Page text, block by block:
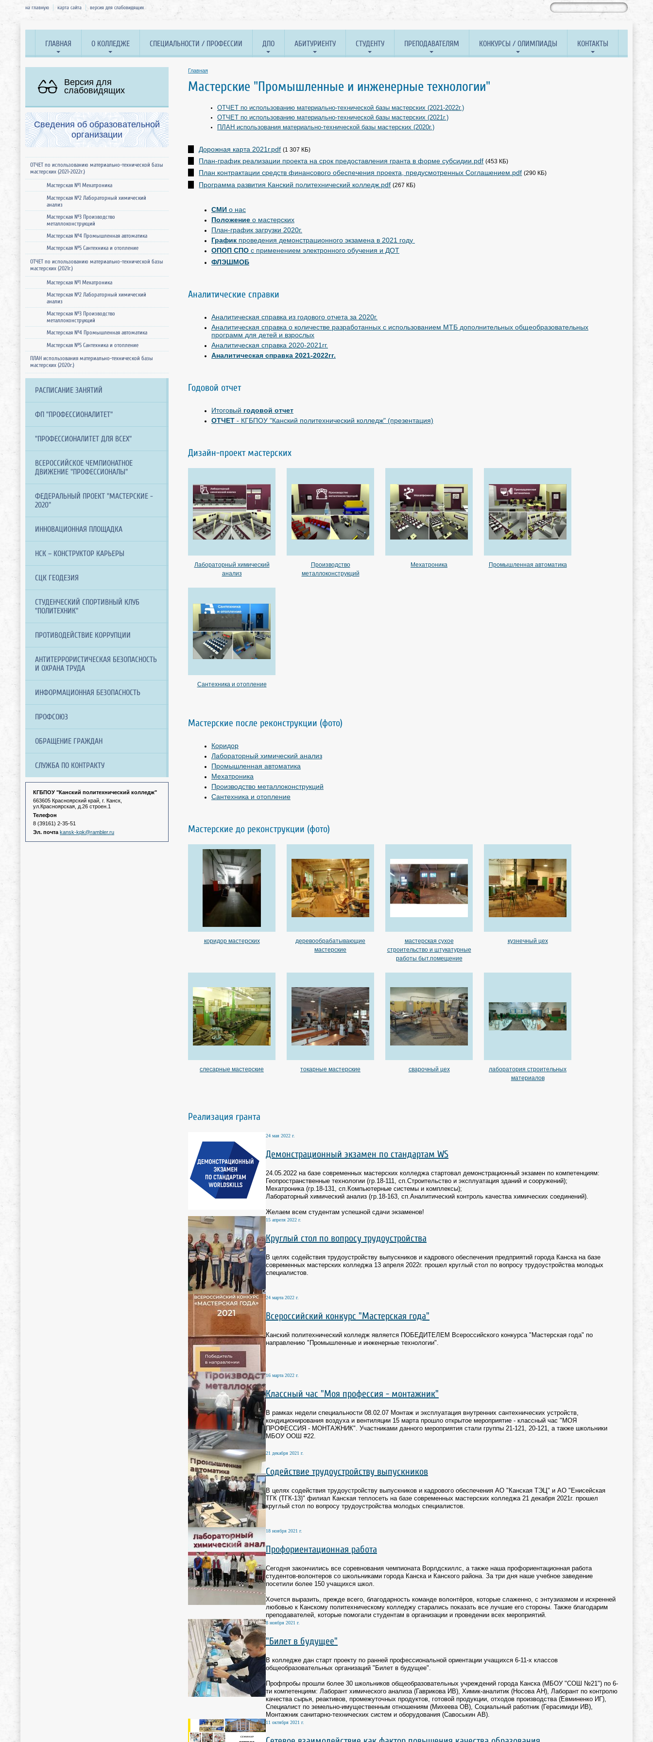
на главную карта сайта версия для слабовидящих
ГЛАВНАЯ О КОЛЛЕДЖЕ СПЕЦИАЛЬНОСТИ / ПРОФЕССИИ ДПО АБИТУРИЕНТУ СТУДЕНТУ ПРЕПОДАВАТЕЛЯМ КОНКУРСЫ / ОЛИМПИАДЫ КОНТАКТЫ
Версия для
слабовидящих
Сведения об образовательной
организации
ОТЧЕТ по использованию материально-технической базы
мастерских (2021-2022г.)
Мастерская №1 Мехатроника
Мастерская №2 Лабораторный химический
анализ
Мастерская №3 Производство
металлоконструкций
Мастерская №4 Промышленная автоматика
Мастерская №5 Сантехника и отопление
ОТЧЕТ по использованию материально-технической базы
мастерских (2021г.)
Мастерская №1 Мехатроника
Мастерская №2 Лабораторный химический
анализ
Мастерская №3 Производство
металлоконструкций
Мастерская №4 Промышленная автоматика
Мастерская №5 Сантехника и отопление
ПЛАН использования материально-технической базы
мастерских (2020г.)
РАСПИСАНИЕ ЗАНЯТИЙ
ФП "ПРОФЕССИОНАЛИТЕТ"
"ПРОФЕССИОНАЛИТЕТ ДЛЯ ВСЕХ"
ВСЕРОССИЙСКОЕ ЧЕМПИОНАТНОЕ
ДВИЖЕНИЕ "ПРОФЕССИОНАЛЫ"
ФЕДЕРАЛЬНЫЙ ПРОЕКТ "МАСТЕРСКИЕ -
2020"
ИННОВАЦИОННАЯ ПЛОЩАДКА
НСК – КОНСТРУКТОР КАРЬЕРЫ
СЦК ГЕОДЕЗИЯ
СТУДЕНЧЕСКИЙ СПОРТИВНЫЙ КЛУБ
"ПОЛИТЕХНИК"
ПРОТИВОДЕЙСТВИЕ КОРРУПЦИИ
АНТИТЕРРОРИСТИЧЕСКАЯ БЕЗОПАСНОСТЬ
И ОХРАНА ТРУДА
ИНФОРМАЦИОННАЯ БЕЗОПАСНОСТЬ
ПРОФСОЮЗ
ОБРАЩЕНИЕ ГРАЖДАН
СЛУЖБА ПО КОНТРАКТУ
КГБПОУ "Канский политехнический колледж"
663605 Красноярский край, г. Канск,
ул.Красноярская, д.26 строен.1
Телефон
8 (39161) 2-35-51
Эл. почта kansk-kpk@rambler.ru
Главная
Мастерские "Промышленные и инженерные технологии"
ОТЧЕТ по использованию материально-технической базы мастерских (2021-2022г.)
ОТЧЕТ по использованию материально-технической базы мастерских (2021г.)
ПЛАН использования материально-технической базы мастерских (2020г.)
Дорожная карта 2021г.pdf (1 307 КБ)
План-график реализации проекта на срок предоставления гранта в форме субсидии.pdf (453 КБ)
План контрактации средств финансового обеспечения проекта, предусмотренных Соглашением.pdf (290 КБ)
Программа развития Канский политехнический колледж.pdf (267 КБ)
СМИ о нас
Положение о мастерских
План-график загрузки 2020г.
График проведения демонстрационного экзамена в 2021 году
ОПОП СПО с применением электронного обучения и ДОТ
ФЛЭШМОБ
Аналитические справки
Аналитическая справка из годового отчета за 2020г.
Аналитическая справка о количестве разработанных с использованием МТБ дополнительных общеобразовательных
программ для детей и взрослых
Аналитическая справка 2020-2021гг.
Аналитическая справка 2021-2022гг.
Годовой отчет
Итоговый годовой отчет
ОТЧЕТ - КГБПОУ "Канский политехнический колледж" (презентация)
Дизайн-проект мастерских
Лабораторный химический
анализ
Производство
металлоконструкций
Мехатроника Промышленная автоматика
Сантехника и отопление
Мастерские после реконструкции (фото)
Коридор
Лабораторный химический анализ
Промышленная автоматика
Мехатроника
Производство металлоконструкций
Сантехника и отопление
Мастерские до реконструкции (фото)
коридор мастерских
деревообрабатывающие
мастерские
мастерская сухое
строительство и штукатурные
работы быт.помещение
кузнечный цех
слесарные мастерские токарные мастерские сварочный цех
лаборатория строительных
материалов
Реализация гранта
24 мая 2022 г.
Демонстрационный экзамен по стандартам WS
24.05.2022 на базе современных мастерских колледжа стартовал демонстрационный экзамен по компетенциям:
Геопространственные технологии (гр.18-111, сп.Строительство и эксплуатация зданий и сооружений);
Мехатроника (гр.18-131, сп.Компьютерные системы и комплексы);
Лабораторный химический анализ (гр.18-163, сп.Аналитический контроль качества химических соединений).
Желаем всем студентам успешной сдачи экзаменов!
15 апреля 2022 г.
Круглый стол по вопросу трудоустройства
В целях содействия трудоустройству выпускников и кадрового обеспечения предприятий города Канска на базе
современных мастерских колледжа 13 апреля 2022г. прошел круглый стол по вопросу трудоустройства молодых
специалистов.
24 марта 2022 г.
Всероссийский конкурс "Мастерская года"
Канский политехнический колледж является ПОБЕДИТЕЛЕМ Всероссийского конкурса "Мастерская года" по
направлению "Промышленные и инженерные технологии".
16 марта 2022 г.
Классный час "Моя профессия - монтажник"
В рамках недели специальности 08.02.07 Монтаж и эксплуатация внутренних сантехнических устройств,
кондиционирования воздуха и вентиляции 15 марта прошло открытое мероприятие - классный час "МОЯ
ПРОФЕССИЯ - МОНТАЖНИК". Участниками данного мероприятия стали группы 21-121, 20-121, а также школьники
МБОУ ООШ #22.
21 декабря 2021 г.
Содействие трудоустройству выпускников
В целях содействия трудоустройству выпускников и кадрового обеспечения АО "Канская ТЭЦ" и АО "Енисейская
ТГК (ТГК-13)" филиал Канская теплосеть на базе современных мастерских колледжа 21 декабря 2021г. прошел
круглый стол по вопросу трудоустройства молодых специалистов.
18 ноября 2021 г.
Профориентационная работа
Сегодня закончились все соревнования чемпионата Ворлдскиллс, а также наша профориентационная работа
студентов-волонтеров со школьниками города Канска и Канского района. За три дня наше учебное заведение
посетили более 150 учащихся школ.
Хочется выразить, прежде всего, благодарность команде волонтёров, которые слаженно, с энтузиазмом и искренней
любовью к Канскому политехническому колледжу старались показать все лучшие его стороны. Также благодарим
преподавателей, которые помогали студентам в организации и проведении всех мероприятий.
8 ноября 2021 г.
"Билет в будущее"
В колледже дан старт проекту по ранней профессиональной ориентации учащихся 6-11-х классов
общеобразовательных организаций "Билет в будущее".
Профпробы прошли более 30 школьников общеобразовательных учреждений города Канска (МБОУ "СОШ №21") по 6-
ти компетенциям: Лаборант химического анализа (Гаврикова ИВ), Химик-аналитик (Носова АН), Лаборант по контролю
качества сырья, реактивов, промежуточных продуктов, готовой продукции, отходов производства (Евминенко ИГ),
Специалист по земельно-имущественным отношениям (Михеева ОВ), Социальный работник (Герасимиди ИВ),
Монтажник санитарно-технических систем и оборудования (Савоськин АВ).
11 октября 2021 г.